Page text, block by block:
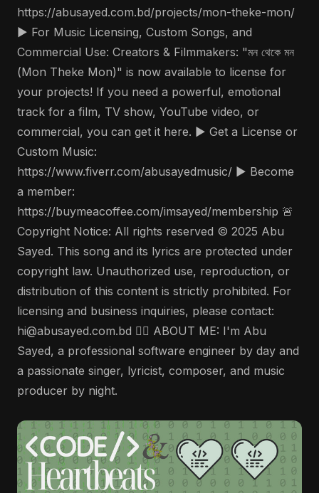
https://abusayed.com.bd/projects/mon-theke-mon/
▶️ For Music Licensing, Custom Songs, and
Commercial Use: Creators & Filmmakers: "মন থেকে মন
(Mon Theke Mon)" is now available to license for
your projects! If you need a powerful, emotional
track for a film, TV show, YouTube video, or
commercial, you can get it here. ▶️ Get a License or
Custom Music:
https://www.fiverr.com/abusayedmusic/ ▶️ Become
a member:
https://buymeacoffee.com/imsayed/membership 🚨
Copyright Notice: All rights reserved © 2025 Abu
Sayed. This song and its lyrics are protected under
copyright law. Unauthorized use, reproduction, or
distribution of this content is strictly prohibited. For
licensing and business inquiries, please contact:
hi@abusayed.com.bd 🤵‍♂️ ABOUT ME: I'm Abu
Sayed, a professional software engineer by day and
a passionate singer, lyricist, composer, and music
producer by night.